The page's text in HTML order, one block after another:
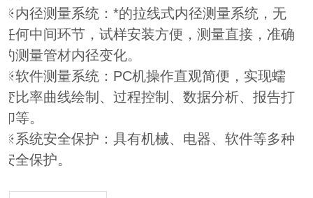
※内径测量系统：*的拉线式内径测量系统，无
任何中间环节，试样安装方便，测量直接，准确
的测量管材内径变化。
※软件测量系统：PC机操作直观简便，实现蠕
变比率曲线绘制、过程控制、数据分析、报告打
印等。
※系统安全保护：具有机械、电器、软件等多种
安全保护。